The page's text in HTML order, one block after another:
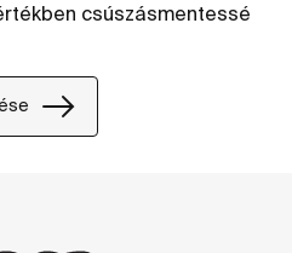
csúszásmentessé